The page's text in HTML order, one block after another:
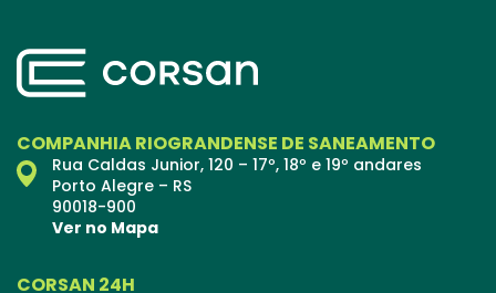
COMPANHIA RIOGRANDENSE DE SANEAMENTO
Rua Caldas Junior, 120 – 17º, 18º e 19º andares
Porto Alegre – RS
90018-900
Ver no Mapa
CORSAN 24H